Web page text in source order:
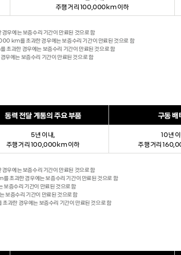
주행거리 100,000km 이하
우에는 보증수리 기간이 만료된 것으로 함
km를 초과한 경우에는 보증수리 기간이 만료된 것으로 함
과한 경우에는 보증수리 기간이 만료된 것으로 함
에는 보증수리 기간이 만료된 것으로 함
동력 전달 계통의 주요 부품 구동 배
5년 이내,
주행거리 100,000km 이하
10년 이
주행거리
우에는 보증수리 기간이 만료된 것으로 함
초과한 경우에는 보증수리 기간이 만료된 것으로 함
증수리 기간이 만료된 것으로 함
보증수리 기간이 만료된 것으로 함
과한 경우에는 보증수리 기간이 만료된 것으로 함